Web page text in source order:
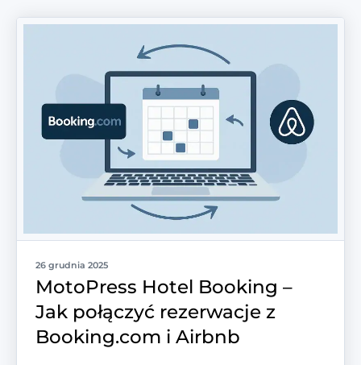
26 grudnia 2025
MotoPress Hotel Booking –
Jak połączyć rezerwacje z
Booking.com i Airbnb